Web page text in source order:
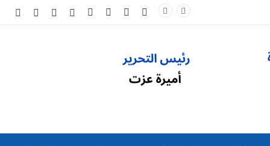
فيسبوك ‫YouTubeانستقرامتسجيل الدخول
مقالإضافة